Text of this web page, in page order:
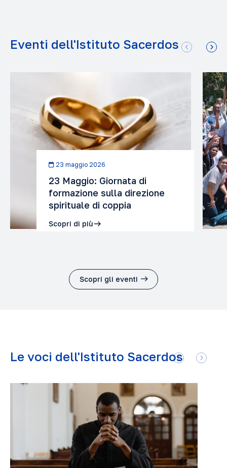
Eventi dell'Istituto Sacerdos
23 maggio 2026
23 Maggio: Giornata di
formazione sulla direzione
spirituale di coppia
Scopri di più
Scopri gli eventi
Le voci dell'Istituto Sacerdos